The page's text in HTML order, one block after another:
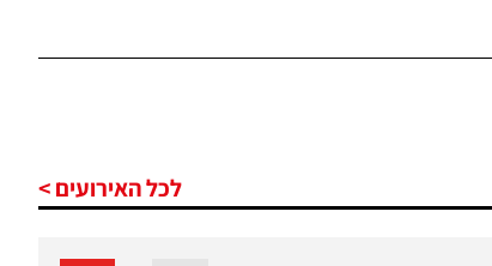
לכל האירועים >